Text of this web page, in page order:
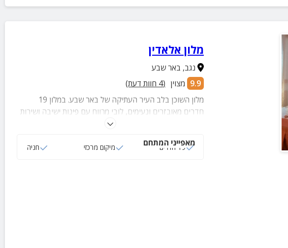
מלון אלאדין
נגב, באר שבע
9.9 מצוין (
4 חוות דעת)
מלון השוכן בלב העיר העתיקה של באר שבע. במלון 19
חדרים מאובזרים ונעימים, לובי מרווח עם פינות ישיבה ושירות
מאפייני המתחם
19 חדרים מיקום מרכזי חניה